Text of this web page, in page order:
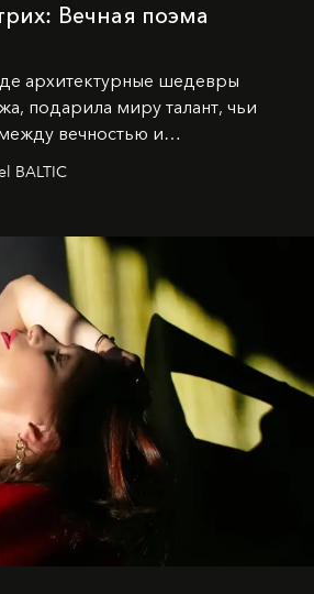
Вечная поэма
архитектурные шедевры
подарила миру талант, чьи
вечностью и
BALTIC